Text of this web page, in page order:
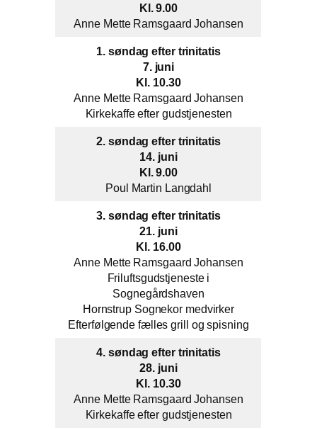
Kl. 9.00
Anne Mette Ramsgaard Johansen
1. søndag efter trinitatis
7. juni
Kl. 10.30
Anne Mette Ramsgaard Johansen
Kirkekaffe efter gudstjenesten
2. søndag efter trinitatis
14. juni
Kl. 9.00
Poul Martin Langdahl
3. søndag efter trinitatis
21. juni
Kl. 16.00
Anne Mette Ramsgaard Johansen
Friluftsgudstjeneste i
Sognegårdshaven
Hornstrup Sognekor medvirker
Efterfølgende fælles grill og spisning
4. søndag efter trinitatis
28. juni
Kl. 10.30
Anne Mette Ramsgaard Johansen
Kirkekaffe efter gudstjenesten